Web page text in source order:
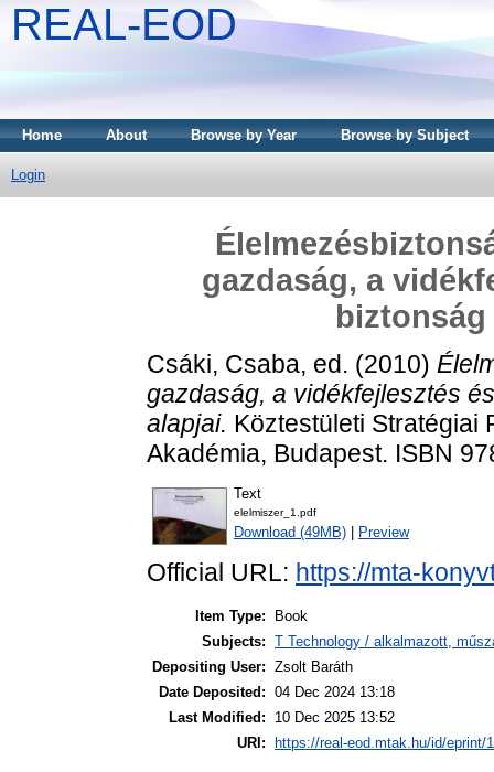
REAL-EOD
Home About Browse by Year Browse by Subject
Login
gazdaság, a
Csáki, Csaba, ed. (2010)
gazdaság, a vidékfejlesztés
alapjai. Köztestületi Stratégiai
Akadémia, Budapest. ISBN
Text
elelmiszer_1.pdf
Download (49MB) Preview
Official URL: https://mta-
Item Type:
Book
Subjects: T Technology / alkalmazott,
Depositing User: Zsolt Baráth
Date Deposited: 04 Dec 2024 13:18
Last Modified:
10 Dec 2025 13:52
URI:
https://real-eod.mtak.hu/id/eprint/